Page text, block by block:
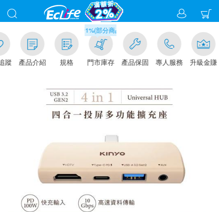
蹤 產品介紹 規格
滿千元門市取貨現折1%(部分商品不適用)-請點我看
門市庫存 產品保固 專人服務 升級金賺